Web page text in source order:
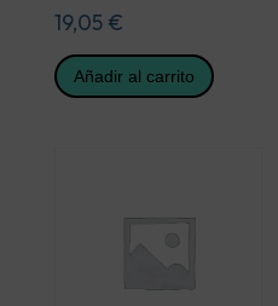
19,05 €
Añadir al carrito